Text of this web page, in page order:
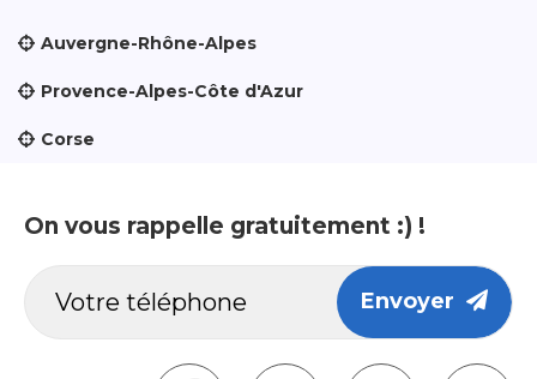
Auvergne-Rhône-Alpes
Provence-Alpes-Côte d'Azur
Corse
On vous rappelle gratuitement :) !
Envoyer